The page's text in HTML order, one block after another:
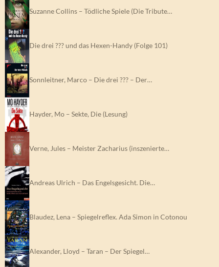
Suzanne Collins – Tödliche Spiele (Die Tribute…
Die drei ??? und das Hexen-Handy (Folge 101)
Sonnleitner, Marco – Die drei ??? – Der…
Hayder, Mo – Sekte, Die (Lesung)
Verne, Jules – Meister Zacharius (inszenierte…
Andreas Ulrich – Das Engelsgesicht. Die…
Blaudez, Lena – Spiegelreflex. Ada Simon in Cotonou
Alexander, Lloyd – Taran – Der Spiegel…